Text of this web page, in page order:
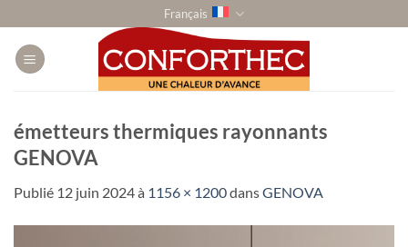
au
contenu
Français
émetteurs thermiques rayonnants
GENOVA
Publié 12 juin 2024à 1156 × 1200dansGENOVA